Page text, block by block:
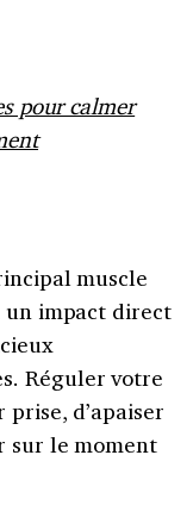
pour calmer
muscle
impact direct
Réguler votre
d’apaiser
sur le moment